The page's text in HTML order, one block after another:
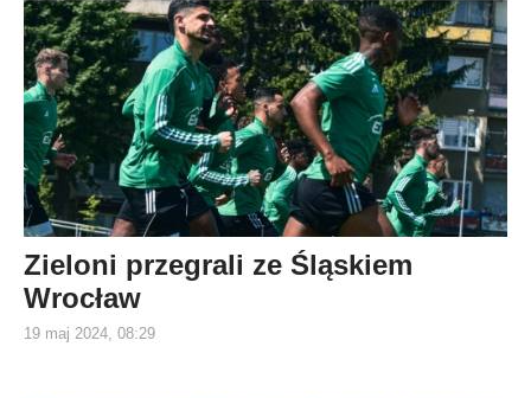
Zieloni przegrali ze Śląskiem
Wrocław
19 maj 2024, 08:29